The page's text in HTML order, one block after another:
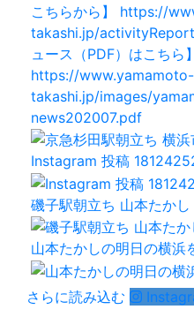
Instagram 投稿
磯子駅朝立ち 山本たかし
山本たかしの明日の横浜
さらに読み込む